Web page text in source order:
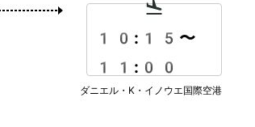
10:15 〜
11:00
ダニエル・K・イノウエ国際空港